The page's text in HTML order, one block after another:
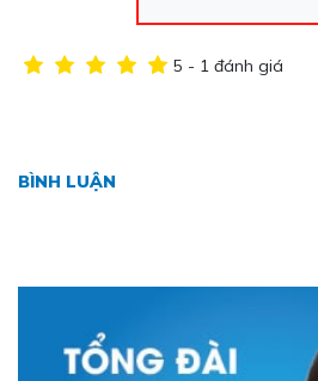
5 - 1 đánh giá
BÌNH LUẬN